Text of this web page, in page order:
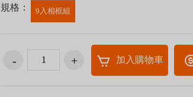
規格： 9入相框組
加入購物車